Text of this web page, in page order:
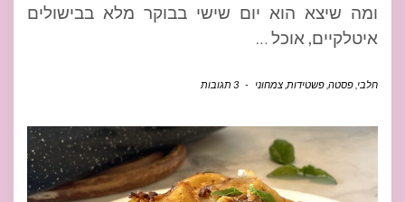
ומה שיצא הוא יום שישי בבוקר מלא בבישולים
איטלקיים, אוכל …
חלבי פסטה פשטידות צמחוני - 3 תגובות